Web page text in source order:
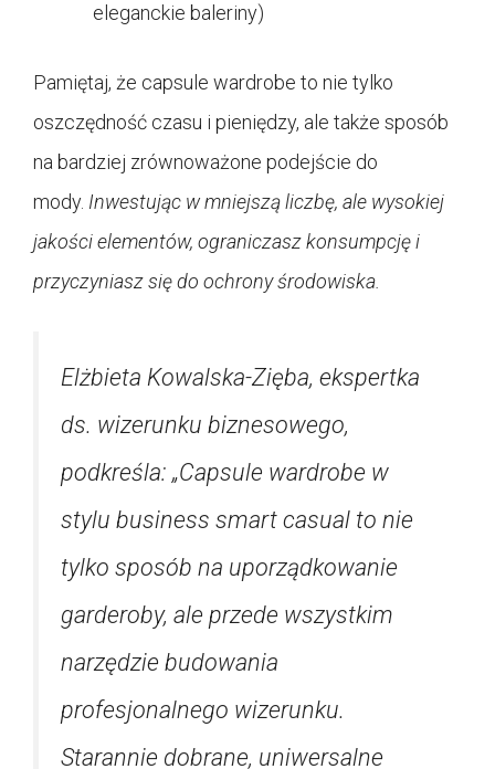
eleganckie baleriny)
Pamiętaj, że capsule wardrobe to nie tylko
oszczędność czasu i pieniędzy, ale także sposób
na bardziej zrównoważone podejście do
mody. Inwestując w mniejszą liczbę, ale wysokiej
jakości elementów, ograniczasz konsumpcję i
przyczyniasz się do ochrony środowiska.
Elżbieta Kowalska-Zięba, ekspertka
ds. wizerunku biznesowego,
podkreśla: „Capsule wardrobe w
stylu business smart casual to nie
tylko sposób na uporządkowanie
garderoby, ale przede wszystkim
narzędzie budowania
profesjonalnego wizerunku.
Starannie dobrane, uniwersalne